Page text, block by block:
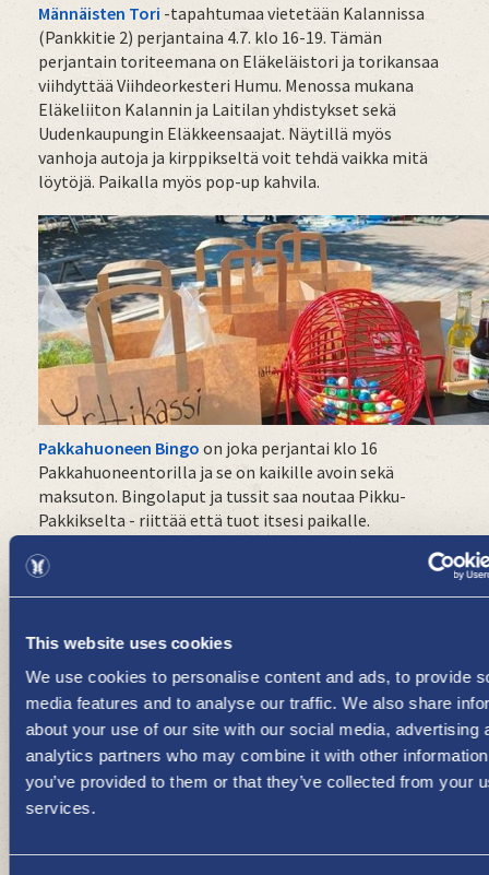
This website uses cookies
We use cookies to personalise content and ads, to provide
media features and to analyse our traffic. We also share
about your use of our site with our social media, advertising
analytics partners who may combine it with other
you’ve provided to them or that they’ve collected from your
services.
Männäisten Tori -tapahtumaa vietetään Kalannissa
(Pankkitie 2) perjantaina 4.7. klo 16-19. Tämän
perjantain toriteemana on Eläkeläistori ja torikansaa
viihdyttää Viihdeorkesteri Humu. Menossa mukana
Eläkeliiton Kalannin ja Laitilan yhdistykset sekä
Uudenkaupungin Eläkkeensaajat. Näytillä myös
vanhoja autoja ja kirppikseltä voit tehdä vaikka mitä
löytöjä. Paikalla myös pop-up kahvila.
Pakkahuoneen Bingo on joka perjantai klo 16
Pakkahuoneentorilla ja se on kaikille avoin sekä
maksuton. Bingolaput ja tussit saa noutaa Pikku-
Pakkikselta - riittää että tuot itsesi paikalle.
luvassa mukavia palkintoja.
Suositut teematorit
Ensimmäisen teematorin aiheena onSauna.